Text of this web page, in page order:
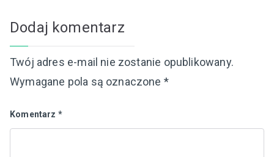
Dodaj komentarz
Twój adres e-mail nie zostanie opublikowany.
Wymagane pola są oznaczone *
Komentarz *